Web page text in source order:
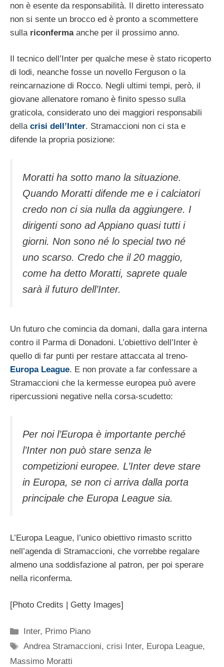
non è esente da responsabilità. Il diretto interessato
non si sente un brocco ed è pronto a scommettere
sulla riconfermaanche per il prossimo anno.
Il tecnico dell’Inter per qualche mese è stato ricoperto
di lodi, neanche fosse un novello Ferguson o la
reincarnazione di Rocco. Negli ultimi tempi, però, il
giovane allenatore romano è finito spesso sulla
graticola, considerato uno dei maggiori responsabili
della crisi dell’Inter. Stramaccioni non ci sta e
difende la propria posizione:
Moratti ha sotto mano la situazione.
Quando Moratti difende me e i calciatori
credo non ci sia nulla da aggiungere. I
dirigenti sono ad Appiano quasi tutti i
giorni. Non sono né lo special two né
uno scarso. Credo che il 20 maggio,
come ha detto Moratti, saprete quale
sarà il futuro dell’Inter.
Un futuro che comincia da domani, dalla gara interna
contro il Parma di Donadoni. L’obiettivo dell’Inter è
quello di far punti per restare attaccata al treno-
Europa League. E non provate a far confessare a
Stramaccioni che la kermesse europea può avere
ripercussioni negative nella corsa-scudetto:
Per noi l’Europa è importante perché
l’Inter non può stare senza le
competizioni europee. L’Inter deve stare
in Europa, se non ci arriva dalla porta
principale che Europa League sia.
L’Europa League, l’unico obiettivo rimasto scritto
nell’agenda di Stramaccioni, che vorrebbe regalare
almeno una soddisfazione al patron, per poi sperare
nella riconferma.
[Photo Credits | Getty Images]
Categorie
Inter, Primo Piano
Tag
Andrea Stramaccioni,crisi Inter, Europa League,
Massimo Moratti